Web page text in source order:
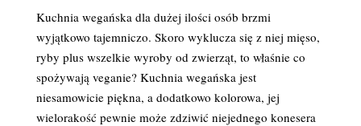
Kuchnia wegańska dla dużej ilości osób brzmi
wyjątkowo tajemniczo. Skoro wyklucza się z niej mięso,
ryby plus wszelkie wyroby od zwierząt, to właśnie co
spożywają veganie? Kuchnia wegańska jest
niesamowicie piękna, a dodatkowo kolorowa, jej
wielorakość pewnie może zdziwić niejednego konesera